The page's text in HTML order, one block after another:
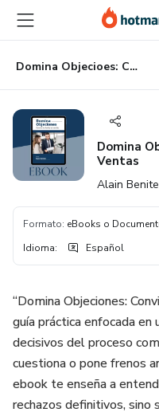
principal
página
de
página
Domina Objecioes: Convierte Dudas en Ventas
Domina
Ventas
Alain
Formato: eBooks o
Idioma: Español
“Domina Objeciones:
guía práctica enfocada
decisivos del proceso
cuestiona o pone frenos
ebook te enseña a
rechazos definitivos, sino